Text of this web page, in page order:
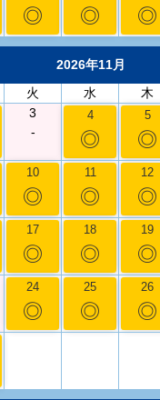
◎ ◎ ◎
2026年11月
火 水 木
3
-
4
◎
5
◎
10
◎
11
◎
12
◎
17
◎
18
◎
19
◎
24
◎
25
◎
26
◎